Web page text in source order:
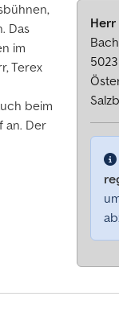
Das
im
Terex
beim
an. Der
Herr